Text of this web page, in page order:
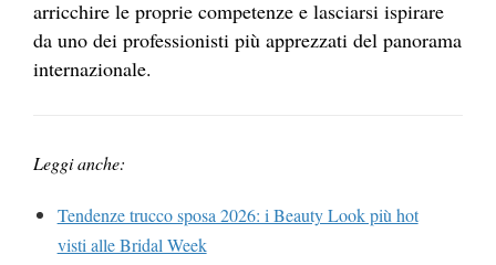
arricchire le proprie competenze e lasciarsi ispirare
da uno dei professionisti più apprezzati del panorama
internazionale.
Leggi anche:
Tendenze trucco sposa 2026: i Beauty Look più hot
visti alle Bridal Week